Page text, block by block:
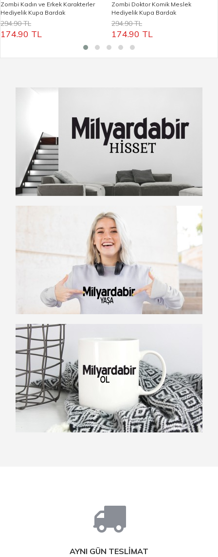
Zombi Kadın ve Erkek Karakterler
Hediyelik Kupa Bardak
294.90 TL
174.90 TL
Zombi Doktor Komik Meslek
Hediyelik Kupa Bardak
294.90 TL
174.90 TL
AYNI GÜN TESLİMAT